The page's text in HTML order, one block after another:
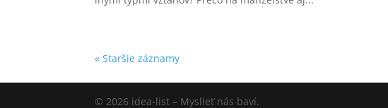
« Staršie záznamy
© 2026 idea-list – Myslieť nás baví.